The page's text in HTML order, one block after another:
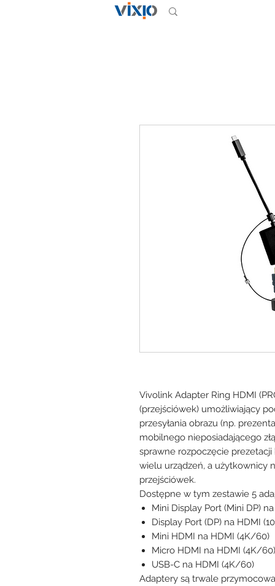
Vivolink Adapter Ring HDMI
(przejściówek) umożliwiający
przesyłania obrazu (np.
mobilnego nieposiadającego
sprawne rozpoczęcie
wielu urządzeń, a użytkownicy
przejściówek.
Dostępne w tym zestawie 5
Mini Display Port (Mini DP)
Display Port (DP) na HDMI
Mini HDMI na HDMI (4K/60)
Micro HDMI na HDMI (4K/60)
USB-C na HDMI (4K/60)
Adaptery są trwale